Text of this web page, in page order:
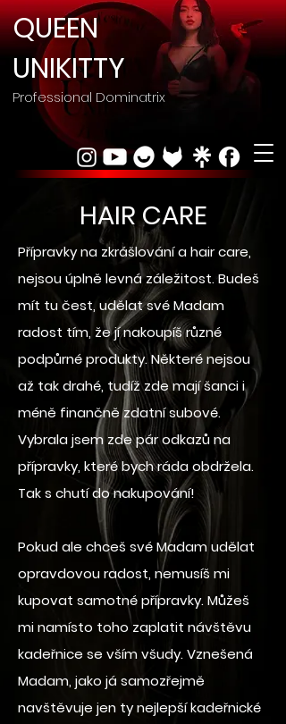
QUEEN
UNIKITTY
Professional Dominatrix
HAIR CARE
Přípravky na zkrášlování a hair care,
nejsou úplně levná záležitost. Budeš
mít tu čest, udělat své Madam
radost tím, že jí nakoupíš různé
podpůrné produkty. Některé nejsou
až tak drahé, tudíž zde mají šanci i
méně finančně zdatní subové.
Vybrala jsem zde pár odkazů na
přípravky, které bych ráda obdržela.
Tak s chutí do nakupování!
Pokud ale chceš své Madam udělat
opravdovou radost, nemusíš mi
kupovat samotné přípravky. Můžeš
mi namísto toho zaplatit návštěvu
kadeřnice se vším všudy. Vznešená
Madam, jako já samozřejmě
navštěvuje jen ty nejlepší kadeřnické